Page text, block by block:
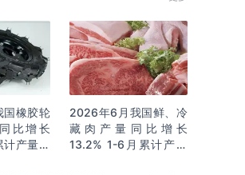
橡胶轮
比增长
产量同
2026年6月我国鲜、冷
藏肉产量同比增长
13.2% 1-6月累计产量